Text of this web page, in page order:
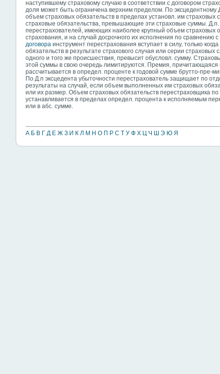
наступившему страховому случаю в соответствии с договором
доля может быть ограничена верхним пределом. По эксцедентному
объем страховых обязательств в пределах установл. им страховых
страховые обязательства, превышающие эти страховые суммы. Д.п.
перестрахователей, имеющих наиболее крупный объем страховых
страхования, и на случай досрочного их исполнения по сравнению
договора инструмент перестрахования вступает в силу, только
обязательств в результате страхового случая или серии
одного и того же происшествия, превысит обусловл. сумму.
этой суммы в свою очередь лимитируются. Премия,
рассчитывается в определ. проценте к годовой сумме брутто-
По Д.п эксцедента убыточности перестрахователь защищает по
результаты на случай, если объем выполненных им страховых
или их размер. Объем страховых обязательств перестраховщика
устанавливается в пределах определ. процента к исполняемым
или в абс. сумме.
А Б В Г Д Е Ж З И К Л М Н О П Р С Т У Ф Х Ц Ч Ш Э Ю Я